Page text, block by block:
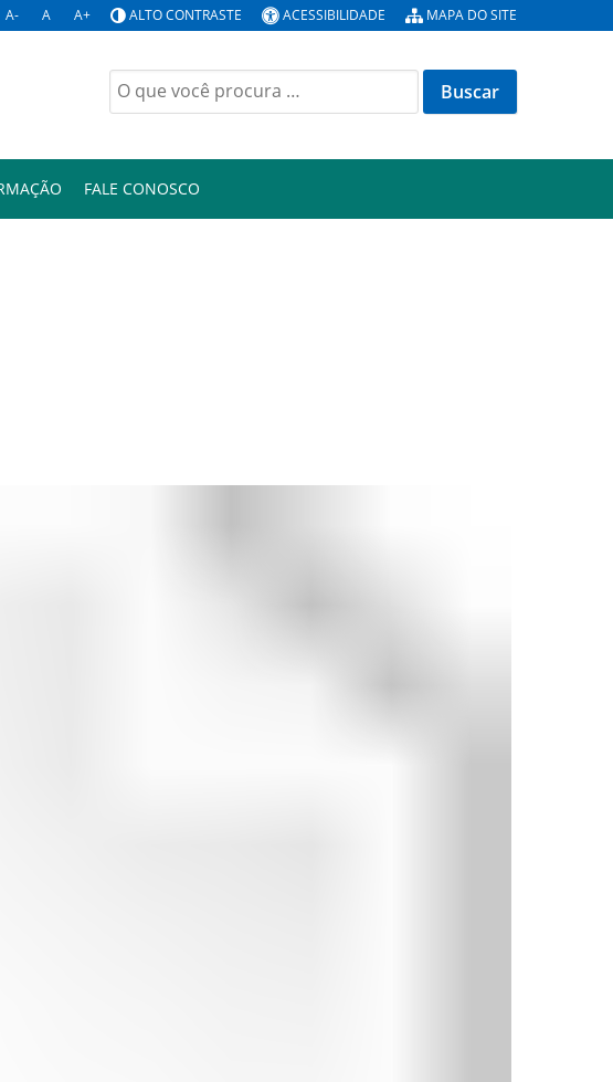
A- A A+ ALTO CONTRASTE ACESSIBILIDADE MAPA DO SITE
Buscar
por:
FALE CONOSCO